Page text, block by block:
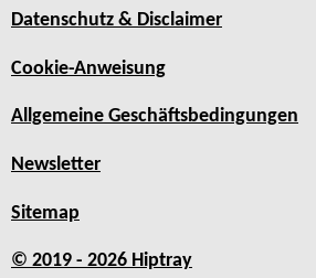
Datenschutz & Disclaimer
Cookie-Anweisung
Allgemeine Geschäftsbedingungen
Newsletter
Sitemap
© 2019 - 2026 Hiptray